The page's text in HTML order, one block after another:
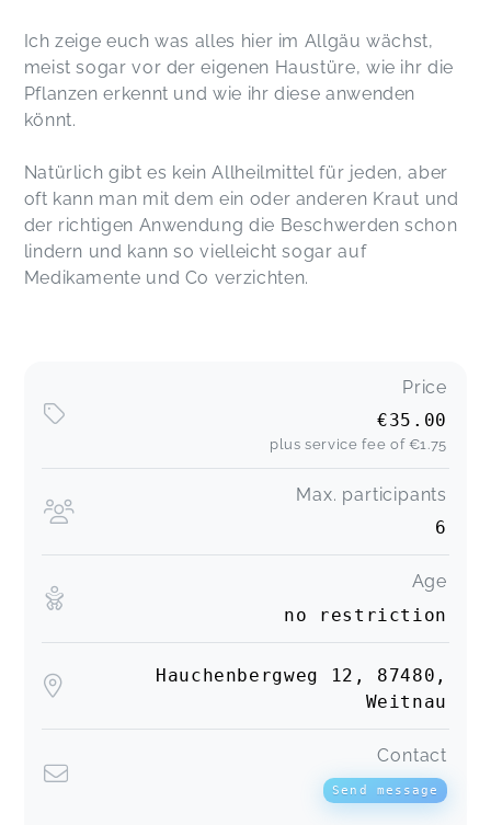
Ich zeige euch was alles hier im Allgäu wächst,
meist sogar vor der eigenen Haustüre, wie ihr die
Pflanzen erkennt und wie ihr diese anwenden
könnt.
Natürlich gibt es kein Allheilmittel für jeden, aber
oft kann man mit dem ein oder anderen Kraut und
der richtigen Anwendung die Beschwerden schon
lindern und kann so vielleicht sogar auf
Medikamente und Co verzichten.
Price
€35.00
plus service fee of €1.75
Max. participants
6
Age
no restriction
Hauchenbergweg 12, 87480,
Weitnau
Contact
Send message